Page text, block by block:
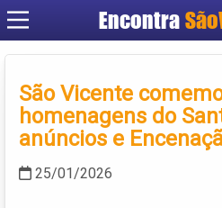
Encontra
Criar
São Vicente
homenagens do
anúncios e
25/01/2026